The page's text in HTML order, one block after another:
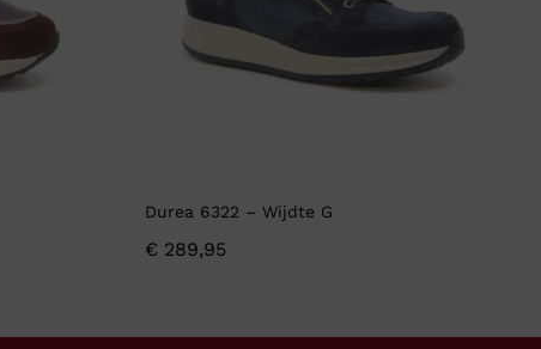
Durea 6322 – Wijdte G
€ 289,95